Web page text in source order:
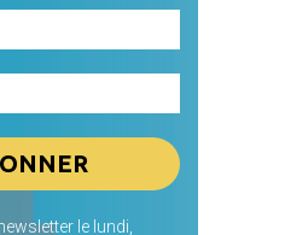
le lundi,